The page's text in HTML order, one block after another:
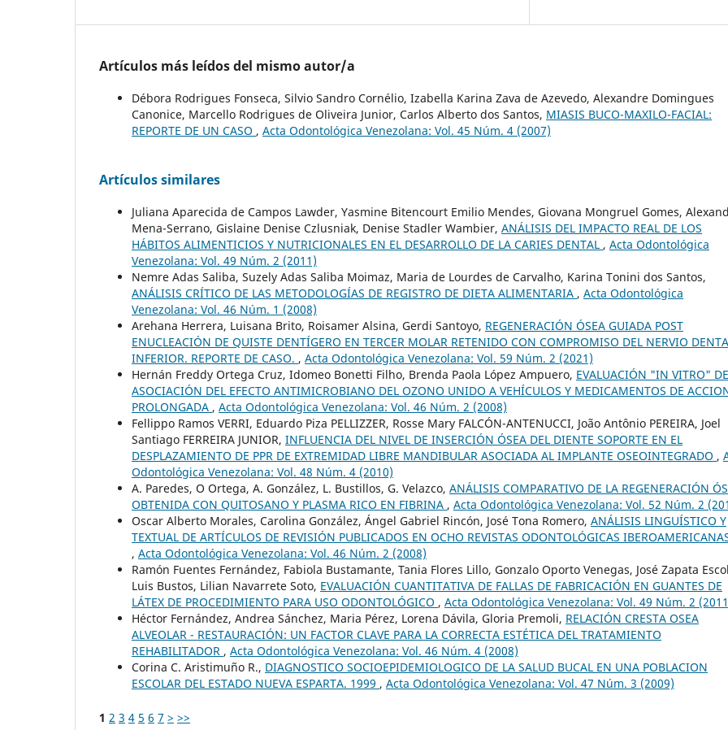
Artículos más leídos del mismo autor/a
Débora Rodrigues Fonseca, Silvio Sandro Cornélio, Izabella Karina Zava de Azevedo, Alexandre Domingues
Canonice, Marcello Rodrigues de Oliveira Junior, Carlos Alberto dos Santos, MIASIS BUCO-MAXILO-FACIAL:
REPORTE DE UN CASO , Acta Odontológica Venezolana: Vol. 45 Núm. 4 (2007)
Artículos similares
Juliana Aparecida de Campos Lawder, Yasmine Bitencourt Emilio Mendes, Giovana Mongruel Gomes,
Mena-Serrano, Gislaine Denise Czlusniak, Denise Stadler Wambier, ANÁLISIS DEL IMPACTO REAL DE LOS
HÁBITOS ALIMENTICIOS Y NUTRICIONALES EN EL DESARROLLO DE LA CARIES DENTAL , Acta Odontológica
Venezolana: Vol. 49 Núm. 2 (2011)
Nemre Adas Saliba, Suzely Adas Saliba Moimaz, Maria de Lourdes de Carvalho, Karina Tonini dos Santos,
ANÁLISIS CRÍTICO DE LAS METODOLOGÍAS DE REGISTRO DE DIETA ALIMENTARIA , Acta Odontológica
Venezolana: Vol. 46 Núm. 1 (2008)
Arehana Herrera, Luisana Brito, Roisamer Alsina, Gerdi Santoyo, REGENERACIÓN ÓSEA GUIADA POST
ENUCLEACIÓN DE QUISTE DENTÍGERO EN TERCER MOLAR RETENIDO CON COMPROMISO DEL NERVIO
INFERIOR. REPORTE DE CASO. , Acta Odontológica Venezolana: Vol. 59 Núm. 2 (2021)
Hernán Freddy Ortega Cruz, Idomeo Bonetti Filho, Brenda Paola López Ampuero, EVALUACIÓN "IN VITRO"
ASOCIACIÓN DEL EFECTO ANTIMICROBIANO DEL OZONO UNIDO A VEHÍCULOS Y MEDICAMENTOS DE
PROLONGADA , Acta Odontológica Venezolana: Vol. 46 Núm. 2 (2008)
Fellippo Ramos VERRI, Eduardo Piza PELLIZZER, Rosse Mary FALCÓN-ANTENUCCI, João Antônio PEREIRA, Joel
Santiago FERREIRA JUNIOR, INFLUENCIA DEL NIVEL DE INSERCIÓN ÓSEA DEL DIENTE SOPORTE EN EL
DESPLAZAMIENTO DE PPR DE EXTREMIDAD LIBRE MANDIBULAR ASOCIADA AL IMPLANTE OSEOINTEGRADO ,
Odontológica Venezolana: Vol. 48 Núm. 4 (2010)
A. Paredes, O Ortega, A. González, L. Bustillos, G. Velazco, ANÁLISIS COMPARATIVO DE LA REGENERACIÓN
OBTENIDA CON QUITOSANO Y PLASMA RICO EN FIBRINA , Acta Odontológica Venezolana: Vol. 52 Núm. 2
Oscar Alberto Morales, Carolina González, Ángel Gabriel Rincón, José Tona Romero, ANÁLISIS LINGUÍSTICO Y
TEXTUAL DE ARTÍCULOS DE REVISIÓN PUBLICADOS EN OCHO REVISTAS ODONTOLÓGICAS
, Acta Odontológica Venezolana: Vol. 46 Núm. 2 (2008)
Ramón Fuentes Fernández, Fabiola Bustamante, Tania Flores Lillo, Gonzalo Oporto Venegas, José Zapata
Luis Bustos, Lilian Navarrete Soto, EVALUACIÓN CUANTITATIVA DE FALLAS DE FABRICACIÓN EN GUANTES DE
LÁTEX DE PROCEDIMIENTO PARA USO ODONTOLÓGICO , Acta Odontológica Venezolana: Vol. 49 Núm. 2
Héctor Fernández, Andrea Sánchez, Maria Pérez, Lorena Dávila, Gloria Premoli, RELACIÓN CRESTA OSEA
ALVEOLAR - RESTAURACIÓN: UN FACTOR CLAVE PARA LA CORRECTA ESTÉTICA DEL TRATAMIENTO
REHABILITADOR , Acta Odontológica Venezolana: Vol. 46 Núm. 4 (2008)
Corina C. Aristimuño R., DIAGNOSTICO SOCIOEPIDEMIOLOGICO DE LA SALUD BUCAL EN UNA POBLACION
ESCOLAR DEL ESTADO NUEVA ESPARTA. 1999 , Acta Odontológica Venezolana: Vol. 47 Núm. 3 (2009)
1 2 3 4 5 6 7 > >>